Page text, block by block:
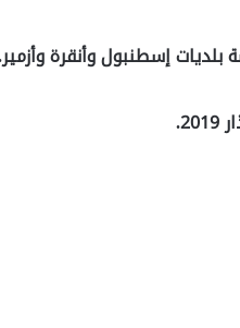
إسطنبول وأنقرة